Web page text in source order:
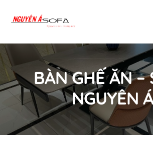
Trang chủ
Các loại sofa
Sản phẩm
BÀN GHẾ ĂN –
NGUYÊN Á